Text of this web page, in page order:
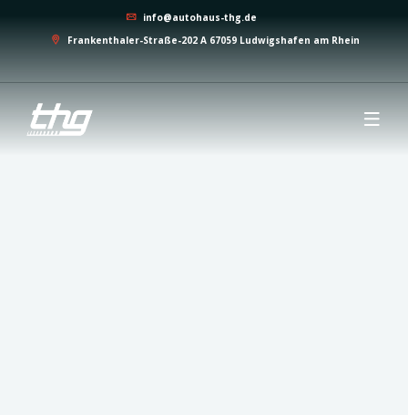
info@autohaus-thg.de
Frankenthaler-Straße-202 A 67059 Ludwigshafen am Rhein